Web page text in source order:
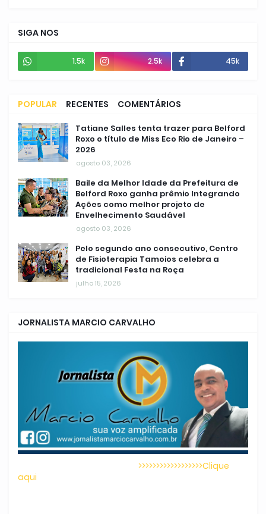
SIGA NOS
1.5k 2.5k 45k
POPULAR RECENTES COMENTÁRIOS
Tatiane Salles tenta trazer para Belford
Roxo o título de Miss Eco Rio de Janeiro –
2026
agosto 03, 2026
Baile da Melhor Idade da Prefeitura de
Belford Roxo ganha prêmio Integrando
Ações como melhor projeto de
Envelhecimento Saudável
agosto 03, 2026
Pelo segundo ano consecutivo, Centro
de Fisioterapia Tamoios celebra a
tradicional Festa na Roça
julho 15, 2026
JORNALISTA MARCIO CARVALHO
>>>>>>>>>>>>>>>>>>Clique
aqui